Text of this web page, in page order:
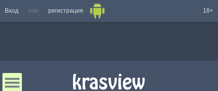
Вход или регистрация 18+